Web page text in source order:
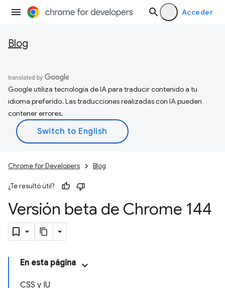
Acceder
Blog
Google utiliza tecnología de IA para traducir contenido a tu
idioma preferido. Las traducciones realizadas con IA pueden
contener errores.
Chrome for Developers Blog
¿Te resultó útil?
Versión beta de Chrome 144
En esta página
CSS y IU